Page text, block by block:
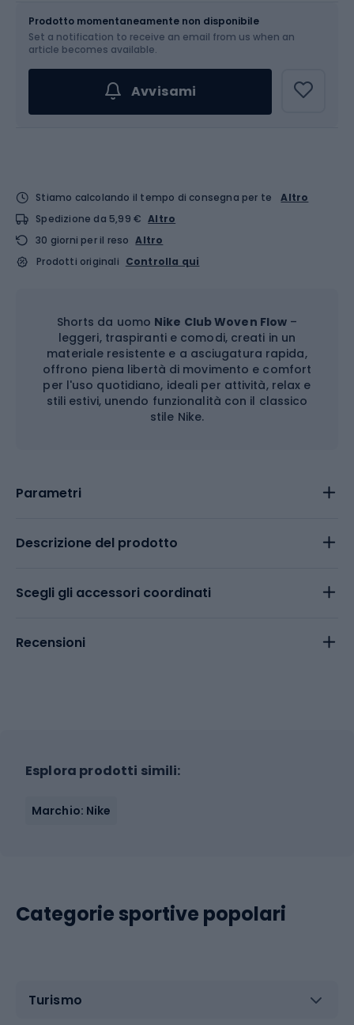
Scegli un'opzione...
Prodotto momentaneamente non disponibile
Set a notification to receive an email from us when an
article becomes available.
Avvisami
Stiamo calcolando il tempo di consegna per te
Altro
Spedizione da 5,99 € Altro
30 giorni per il reso Altro
Prodotti originali Controlla qui
Shorts da uomo Nike Club Woven Flow –
leggeri, traspiranti e comodi, creati in un
materiale resistente e a asciugatura rapida,
offrono piena libertà di movimento e comfort
per l'uso quotidiano, ideali per attività, relax e
stili estivi, unendo funzionalità con il classico
stile Nike.
Parametri
Descrizione del prodotto
Scegli gli accessori coordinati
Recensioni
Esplora prodotti simili:
Marchio: Nike
Categorie sportive popolari
Turismo